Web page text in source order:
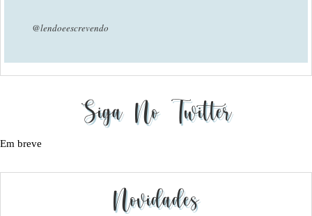
@lendoeescrevendo
Siga No Twitter
Em breve
Novidades